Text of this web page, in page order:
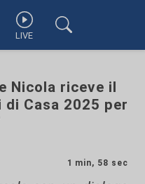
LIVE
Nicola riceve il
Casa 2025 per
1 min, 58 sec